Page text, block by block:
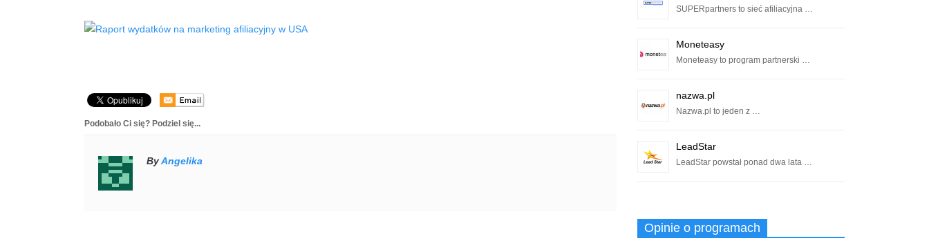
Podobało Ci się? Podziel się...
ByAngelika
SUPERpartners to sieć afiliacyjna …
Moneteasy
Moneteasy to program partnerski …
nazwa.pl
Nazwa.pl to jeden z …
LeadStar
LeadStar powstał ponad dwa lata …
Opinie o programach